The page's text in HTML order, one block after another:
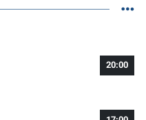
20:00